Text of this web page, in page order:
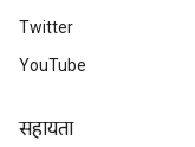
Twitter
YouTube
सहायता